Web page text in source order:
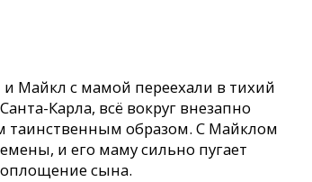
и Майкл с мамой переехали в тихий
Карла, всё вокруг внезапно
таинственным образом. С Майклом
и его маму сильно пугает
сына.